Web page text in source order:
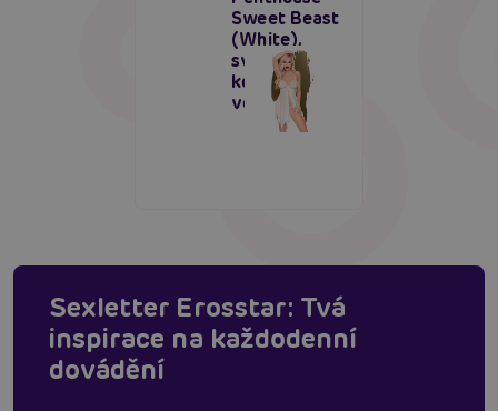
Sweet Beast
(White),
svůdná
košilka na
večer
Sexletter Erosstar: Tvá
inspirace na každodenní
dovádění